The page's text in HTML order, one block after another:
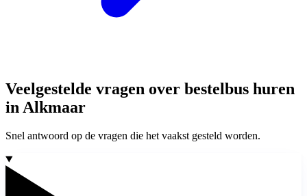
Veelgestelde vragen over bestelbus huren
in Alkmaar
Snel antwoord op de vragen die het vaakst gesteld worden.